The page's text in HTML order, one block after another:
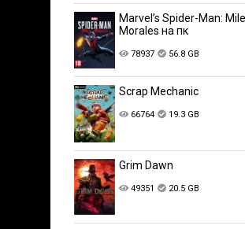
Marvel’s Spider-Man:
Morales на пк
78937 56.8 GB
Scrap Mechanic
66764 19.3 GB
Grim Dawn
49351 20.5 GB